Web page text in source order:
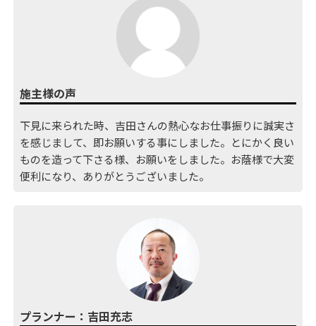
施主様の声
下見に来られた時、吉田さんの熱心なお仕事振りに誠実さ
を感じまして、即お願いする事にしました。とにかく良い
ものを造って下さる様、お願いをしました。お蔭様で大変
便利になり、ありがとうございました。
プランナー：吉田充志